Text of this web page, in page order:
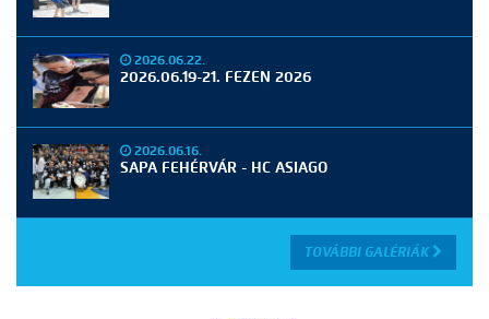
2026.06.22.
2026.06.19-21. FEZEN 2026
2026.06.16.
SAPA FEHÉRVÁR - HC ASIAGO
TOVÁBBI GALÉRIÁK